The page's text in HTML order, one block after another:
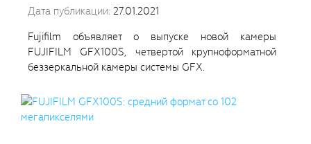
Дата публикации: 27.01.2021
Fujifilm объявляет о выпуске новой камеры
FUJIFILM GFX100S, четвертой крупноформатной
беззеркальной камеры системы GFX.